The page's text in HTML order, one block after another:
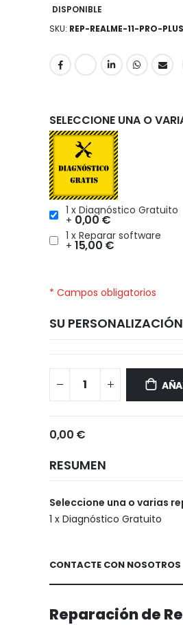
DISPONIBLE
SKU REP-REALME-11-PRO-PLUS
SELECCIONE UNA O
1 x Diagnóstico Gratuito
+ 0,00 €
1 x Reparar software
+ 15,00 €
* Campos obligatorios
SU PERSONALIZACIÓN
0,00 €
RESUMEN
Seleccione una o varias
1 x Diagnóstico Gratuito
CONTACTE CON NOSOTROS
Reparación de